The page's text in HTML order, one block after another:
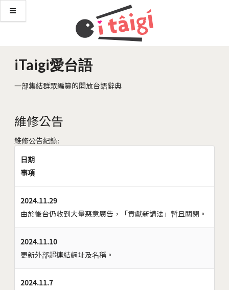
iTaigi愛台語
一部集結群眾編纂的開放台語辭典
維修公告
維修公告紀錄:
日期
事項
2024.11.29
由於後台仍收到大量惡意廣告，「貢獻新講法」暫且關閉。
2024.11.10
更新外部超連結網址及名稱。
2024.11.7